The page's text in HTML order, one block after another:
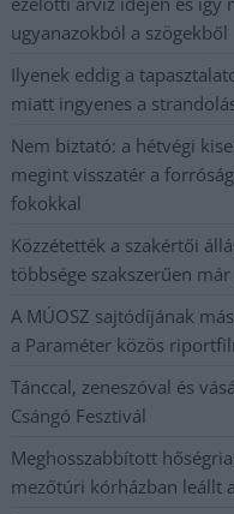
ugyanazokból a szögekből
Ilyenek eddig a
miatt ingyenes a
Nem biztató: a hétvégi
megint visszatér a
fokokkal
Közzétették a szakértői
többsége szakszerűen
A MÚOSZ sajtódíjának
a Paraméter közös
Tánccal, zeneszóval és
Csángó Fesztivál
Meghosszabbított
mezőtúri kórházban leállt